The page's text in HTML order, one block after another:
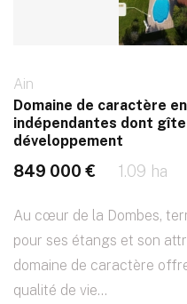
Ain
Domaine de caractère
indépendantes dont
développement
849 000 € 1.09 ha
Au cœur de la Dombes,
pour ses étangs et son
domaine de caractère
qualité de vie...